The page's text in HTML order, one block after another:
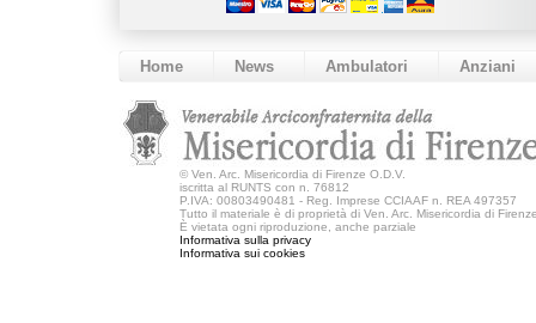
Home News Ambulatori Anziani
© Ven. Arc. Misericordia di Firenze O.D.V.
iscritta al RUNTS con n. 76812
P.IVA: 00803490481 - Reg. Imprese CCIAAF n. REA 497357
Tutto il materiale è di proprietà di Ven. Arc. Misericordia di
È vietata ogni riproduzione, anche parziale
Informativa sulla privacy
Informativa sui cookies